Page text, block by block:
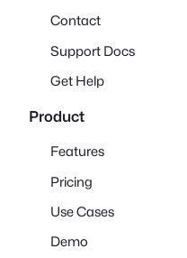
Contact
Support Docs
Get Help
Product
Features
Pricing
Use Cases
Demo